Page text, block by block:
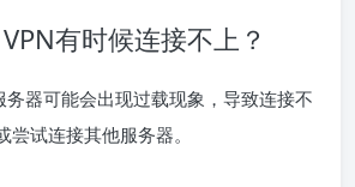
有时候连接不上？
器可能会出现过载现象，导致连接不
试连接其他服务器。